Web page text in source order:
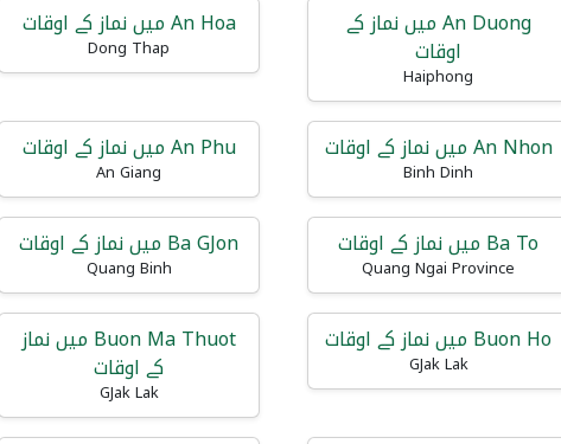
An Duong میں نماز کے
اوقات
Haiphong
An Hoa میں نماز کے اوقات
Dong Thap
An Nhon میں نماز کے اوقات
Binh Dinh
An Phu میں نماز کے اوقات
An Giang
Ba To میں نماز کے اوقات
Quang Ngai Province
Ba GJon میں نماز کے اوقات
Quang Binh
Buon Ho میں نماز کے اوقات
GJak Lak
Buon Ma Thuot میں نماز
کے اوقات
GJak Lak